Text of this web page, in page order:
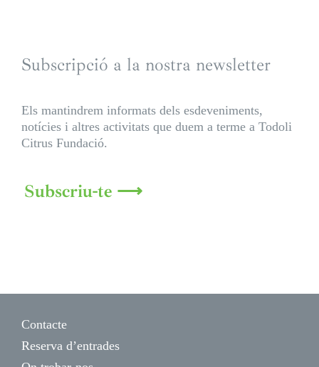
Subscripció a la nostra newsletter
Els mantindrem informats dels esdeveniments,
notícies i altres activitats que duem a terme a Todoli
Citrus Fundació.
Subscriu-te ⟶
Contacte
Reserva d’entrades